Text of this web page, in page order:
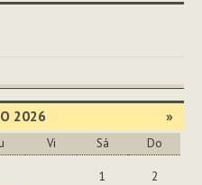
2026 »
Vi Sá Do
1
2